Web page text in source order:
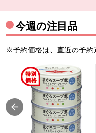
今週の注目品
※予約価格は、直近の予約